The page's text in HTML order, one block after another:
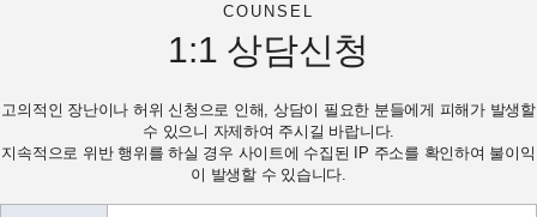
COUNSEL
1:1 상담신청
고의적인 장난이나 허위 신청으로 인해, 상담이 필요한 분들에게 피해가 발생할
수 있으니 자제하여 주시길 바랍니다.
지속적으로 위반 행위를 하실 경우 사이트에 수집된 IP 주소를 확인하여 불이익
이 발생할 수 있습니다.